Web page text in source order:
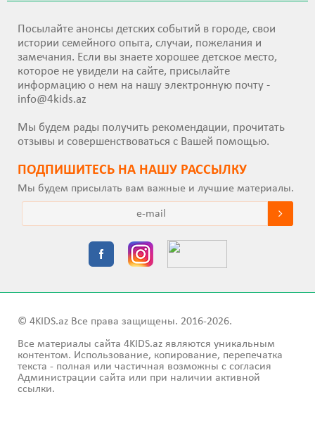
Посылайте анонсы детских событий в городе, свои
истории семейного опыта, случаи, пожелания и
замечания. Если вы знаете хорошее детское место,
которое не увидели на сайте, присылайте
информацию о нем на нашу электронную почту -
info@4kids.az
Мы будем рады получить рекомендации, прочитать
отзывы и совершенствоваться с Вашей помощью.
ПОДПИШИТEСЬ НА НАШУ РАССЫЛКУ
Мы будем присылать вам важные и лучшие материалы.
© 4KIDS.az Все права защищены. 2016-2026.
Все материалы сайта 4KIDS.az являются уникальным
контентом. Использование, копирование, перепечатка
текста - полная или частичная возможны с согласия
Администрации сайта или при наличии активной
ссылки.